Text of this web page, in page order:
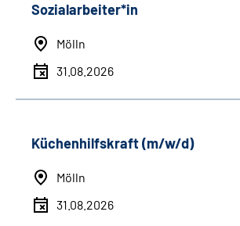
Sozialarbeiter*in
Mölln
31.08.2026
Küchenhilfskraft (m/w/d)
Mölln
31.08.2026